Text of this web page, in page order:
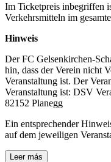
Im Ticketpreis inbegriffen
Verkehrsmitteln im
Hinweis
Der FC Gelsenkirchen-
hin, dass der Verein nicht
Veranstaltung ist. Der
Veranstaltung ist: DSV
82152 Planegg
Ein entsprechender
auf dem jeweiligen
Leer más